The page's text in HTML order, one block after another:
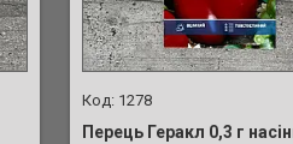
1278
Перець Геракл 0,3 г